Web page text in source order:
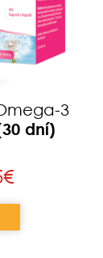
Omega-3
dní)